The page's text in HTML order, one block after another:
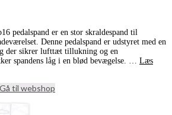
pedalspand er en stor skraldespand til
Denne pedalspand er udstyret med en
der sikrer lufttæt tillukning og en
spandens låg i en blød bevægelse. … Læs
Den
Gå til webshop